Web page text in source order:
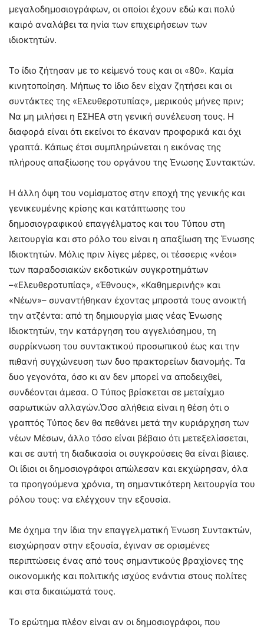
μεγαλοδημοσιογράφων, οι οποίοι έχουν εδώ και πολύ
καιρό αναλάβει τα ηνία των επιχειρήσεων των
ιδιοκτητών.
Το ίδιο ζήτησαν με το κείμενό τους και οι «80». Καμία
κινητοποίηση. Μήπως το ίδιο δεν είχαν ζητήσει και οι
συντάκτες της «Ελευθεροτυπίας», μερικούς μήνες πριν;
Να μη μιλήσει η ΕΣΗΕΑ στη γενική συνέλευση τους. Η
διαφορά είναι ότι εκείνοι το έκαναν προφορικά και όχι
γραπτά. Κάπως έτσι συμπληρώνεται η εικόνας της
πλήρους απαξίωσης του οργάνου της Ένωσης Συντακτών.
Η άλλη όψη του νομίσματος στην εποχή της γενικής και
γενικευμένης κρίσης και κατάπτωσης του
δημοσιογραφικού επαγγέλματος και του Τύπου στη
λειτουργία και στο ρόλο του είναι η απαξίωση της Ένωσης
Ιδιοκτητών. Μόλις πριν λίγες μέρες, οι τέσσερις «νέοι»
των παραδοσιακών εκδοτικών συγκροτημάτων
–«Ελευθεροτυπίας», «Έθνους», «Καθημερινής» και
«Νέων»– συναντήθηκαν έχοντας μπροστά τους ανοικτή
την ατζέντα: από τη δημιουργία μιας νέας Ένωσης
Ιδιοκτητών, την κατάργηση του αγγελιόσημου, τη
συρρίκνωση του συντακτικού προσωπικού έως και την
πιθανή συγχώνευση των δυο πρακτορείων διανομής. Τα
δυο γεγονότα, όσο κι αν δεν μπορεί να αποδειχθεί,
συνδέονται άμεσα. Ο Τύπος βρίσκεται σε μεταίχμιο
σαρωτικών αλλαγών.Όσο αλήθεια είναι η θέση ότι ο
γραπτός Τύπος δεν θα πεθάνει μετά την κυριάρχηση των
νέων Μέσων, άλλο τόσο είναι βέβαιο ότι μετεξελίσσεται,
και σε αυτή τη διαδικασία οι συγκρούσεις θα είναι βίαιες.
Οι ίδιοι οι δημοσιογράφοι απώλεσαν και εκχώρησαν, όλα
τα προηγούμενα χρόνια, τη σημαντικότερη λειτουργία του
ρόλου τους: να ελέγχουν την εξουσία.
Με όχημα την ίδια την επαγγελματική Ένωση Συντακτών,
εισχώρησαν στην εξουσία, έγιναν σε ορισμένες
περιπτώσεις ένας από τους σημαντικούς βραχίονες της
οικονομικής και πολιτικής ισχύος ενάντια στους πολίτες
και στα δικαιώματά τους.
Το ερώτημα πλέον είναι αν οι δημοσιογράφοι, που